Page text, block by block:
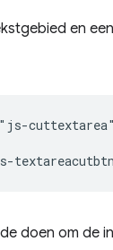
en
doen om de